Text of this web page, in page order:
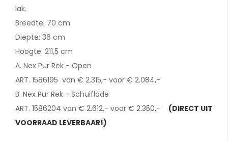
lak.
Breedte: 70 cm
Diepte: 36 cm
Hoogte: 211,5 cm
A. Nex Pur Rek - Open
ART. 1586195 van € 2.315,- voor € 2.084,-
B. Nex Pur Rek - Schuiflade
ART. 1586204 van € 2.612,- voor € 2.350,- (DIRECT UIT
VOORRAAD LEVERBAAR!)